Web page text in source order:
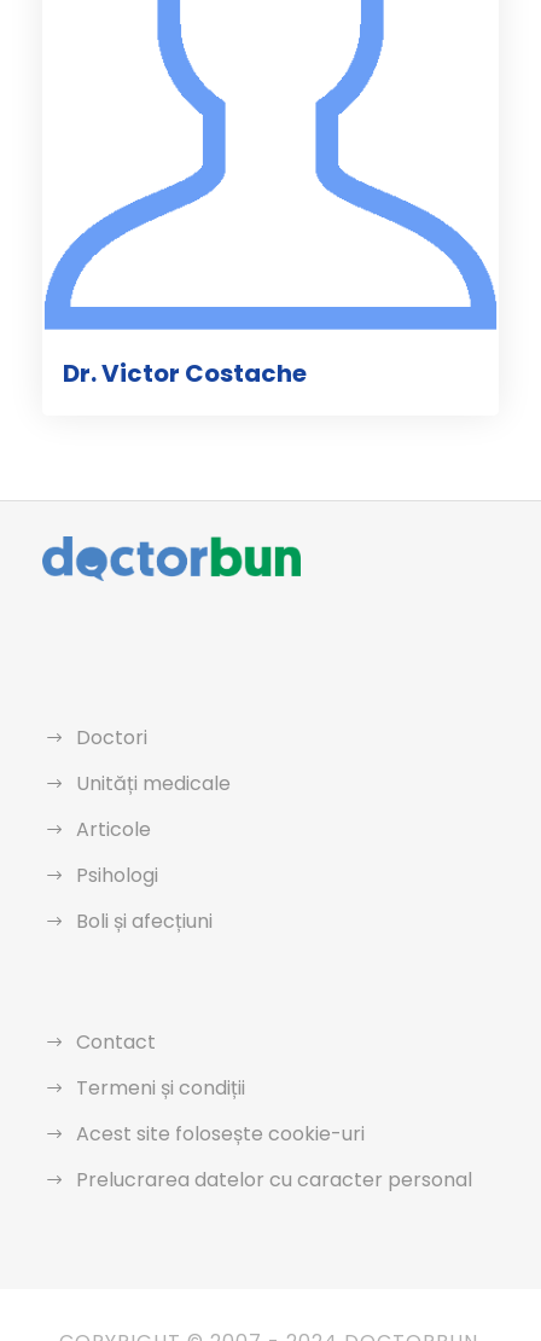
Dr. Victor Costache
Doctori
Unități medicale
Articole
Psihologi
Boli și afecțiuni
Contact
Termeni și condiții
Acest site folosește cookie-uri
Prelucrarea datelor cu caracter personal